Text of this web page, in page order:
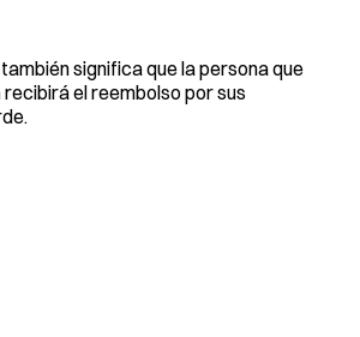
significa que la persona que
el reembolso por sus